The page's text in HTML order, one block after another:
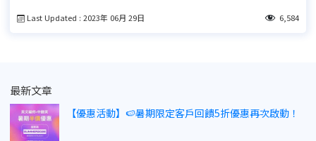
Last Updated : 2023年 06月 29日 6,584
最新文章
【優惠活動】🍉暑期限定客戶回饋5折優惠再次啟動！